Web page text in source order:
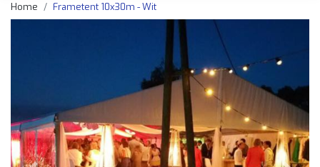
Home
Frametent 10x30m - Wit